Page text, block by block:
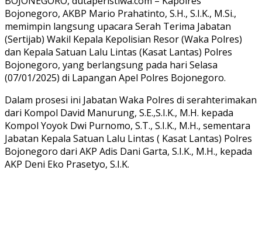
Bojonegoro, AKBP Mario Prahatinto, S.H., S.I.K., M.Si.,
memimpin langsung upacara Serah Terima Jabatan
(Sertijab) Wakil Kepala Kepolisian Resor (Waka Polres)
dan Kepala Satuan Lalu Lintas (Kasat Lantas) Polres
Bojonegoro, yang berlangsung pada hari Selasa
(07/01/2025) di Lapangan Apel Polres Bojonegoro.
Dalam prosesi ini Jabatan Waka Polres di serahterimakan
dari Kompol David Manurung, S.E.,S.I.K., M.H. kepada
Kompol Yoyok Dwi Purnomo, S.T., S.I.K., M.H., sementara
Jabatan Kepala Satuan Lalu Lintas ( Kasat Lantas) Polres
Bojonegoro dari AKP Adis Dani Garta, S.I.K., M.H., kepada
AKP Deni Eko Prasetyo, S.I.K.